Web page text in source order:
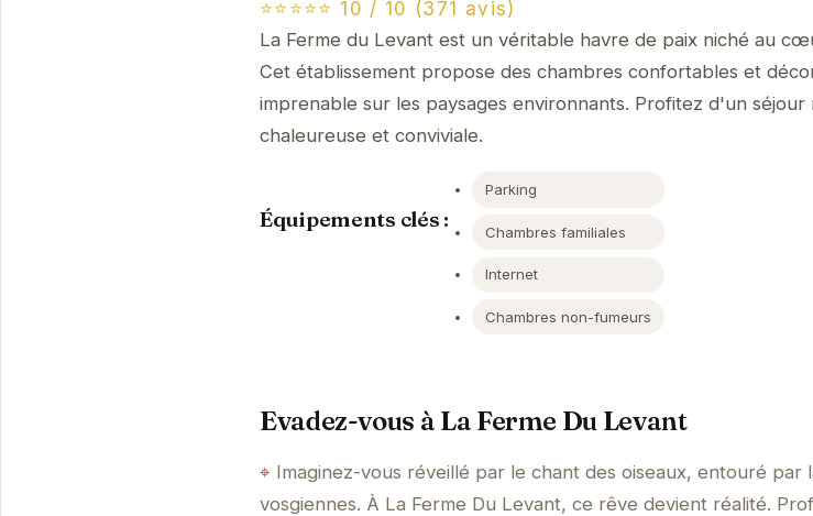
⭐⭐⭐⭐⭐ 10 / 10 (371 avis)
La Ferme du Levant est un véritable havre de paix niché au
Cet établissement propose des chambres confortables et
imprenable sur les paysages environnants. Profitez d'un séjour
chaleureuse et conviviale.
Équipements clés :
Parking
Chambres familiales
Internet
Chambres non-fumeurs
Evadez-vous à La Ferme Du Levant
Imaginez-vous réveillé par le chant des oiseaux, entouré par
vosgiennes. À La Ferme Du Levant, ce rêve devient réalité.